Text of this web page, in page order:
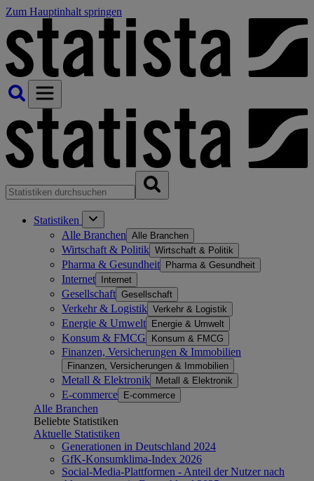
Zum Hauptinhalt springen
Statistiken
Alle Branchen Alle Branchen
Wirtschaft & Politik Wirtschaft & Politik
Pharma & Gesundheit Pharma & Gesundheit
Internet Internet
Gesellschaft Gesellschaft
Verkehr & Logistik Verkehr & Logistik
Energie & Umwelt Energie & Umwelt
Konsum & FMCG Konsum & FMCG
Finanzen, Versicherungen & Immobilien
Finanzen, Versicherungen & Immobilien
Metall & Elektronik Metall & Elektronik
E-commerce E-commerce
Alle Branchen
Beliebte Statistiken
Aktuelle Statistiken
Generationen in Deutschland 2024
GfK-Konsumklima-Index 2026
Social-Media-Plattformen - Anteil der Nutzer nach